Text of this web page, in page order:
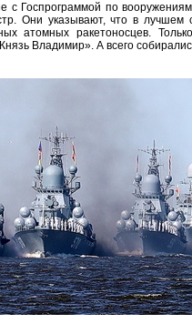
с Госпрограммой по
Они указывают, что в
атомных ракетоносцев.
Владимир». А всего